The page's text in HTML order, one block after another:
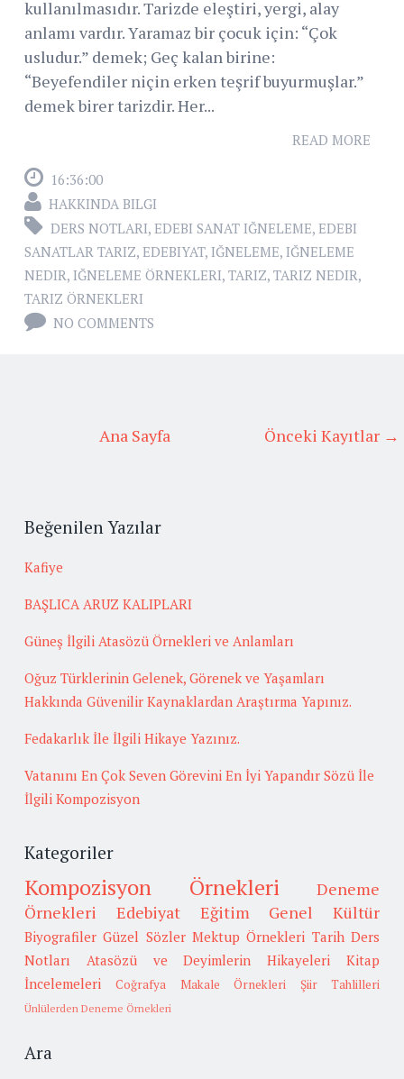
kullanılmasıdır. Tarizde eleştiri, yergi, alay
anlamı vardır. Yaramaz bir çocuk için: “Çok
usludur.” demek; Geç kalan birine:
“Beyefendiler niçin erken teşrif buyurmuşlar.”
demek birer tarizdir. Her...
READ MORE
16:36:00
HAKKINDA BILGI
DERS NOTLARI, EDEBI SANAT IĞNELEME, EDEBI
SANATLAR TARIZ, EDEBIYAT, IĞNELEME, IĞNELEME
NEDIR, IĞNELEME ÖRNEKLERI, TARIZ, TARIZ NEDIR,
TARIZ ÖRNEKLERI
NO COMMENTS
Önceki Kayıtlar →
Ana Sayfa
Beğenilen Yazılar
Kafiye
BAŞLICA ARUZ KALIPLARI
Güneş İlgili Atasözü Örnekleri ve Anlamları
Oğuz Türklerinin Gelenek, Görenek ve Yaşamları
Hakkında Güvenilir Kaynaklardan Araştırma Yapınız.
Fedakarlık İle İlgili Hikaye Yazınız.
Vatanını En Çok Seven Görevini En İyi Yapandır Sözü İle
İlgili Kompozisyon
Kategoriler
Kompozisyon Örnekleri
Deneme
Örnekleri
Edebiyat Eğitim Genel Kültür
Biyografiler Güzel Sözler Mektup Örnekleri Tarih Ders
Notları
Atasözü ve Deyimlerin Hikayeleri
Kitap
İncelemeleri
Coğrafya Makale Örnekleri Şiir Tahlilleri
Ünlülerden Deneme Örnekleri
Ara